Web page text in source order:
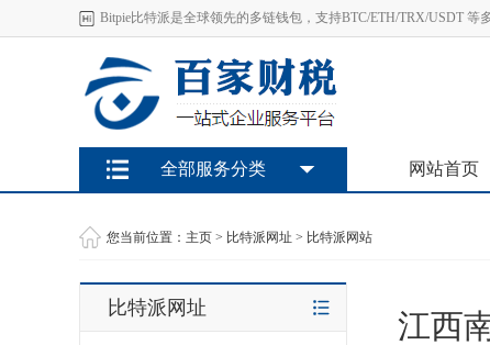
Bitpie比特派是全球领先的多链钱包，支持BTC/ETH/TRX/USDT
网站首页
全部服务分类
您当前位置： 主页 > 比特派网址 > 比特派网站
比特派网址 江西